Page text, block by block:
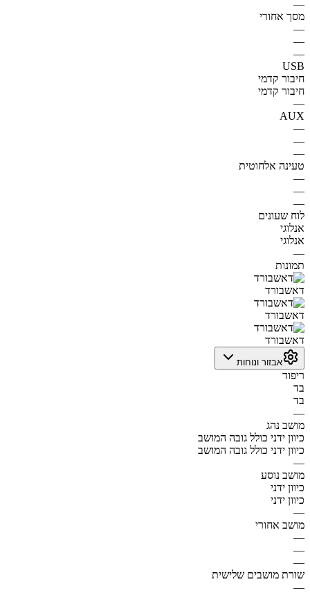
—
מסך אחורי
—
—
—
USB
חיבור קדמי
חיבור קדמי
—
AUX
—
—
—
טעינה אלחוטית
—
—
—
לוח שעונים
אנלוגי
אנלוגי
—
תמונות
דאשבורד
דאשבורד
דאשבורד
אבזור ונוחות
ריפוד
בד
בד
—
מושב נהג
כיוון ידני כולל גובה המושב
כיוון ידני כולל גובה המושב
—
מושב נוסע
כיוון ידני
כיוון ידני
—
מושב אחורי
—
—
—
שורת מושבים שלישית
—